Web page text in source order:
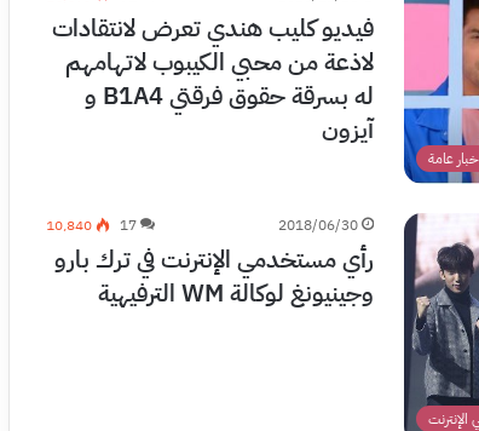
عامة
فيديو كليب هندي تعرض لانتقادات
لاذعة من محبي الكيبوب لاتهامهم
له بسرقة حقوق فرقتي B1A4 و
آيزون
2018/06/30
17 10٬840
رأي مستخدمي الإنترنت في ترك بارو
وجينيونغ لوكالة WM الترفيهية